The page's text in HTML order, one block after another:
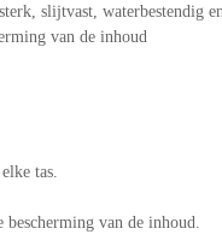
slijtvast, waterbestendig
van de inhoud
tas.
van de inhoud.